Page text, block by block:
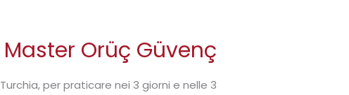
Orüç Güvenç
per praticare nei 3 giorni e nelle 3